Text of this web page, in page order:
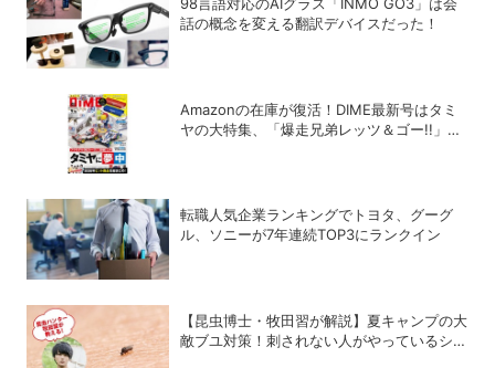
話の概念を変える翻訳デバイスだった！
Amazonの在庫が復活！DIME最新号はタミ
ヤの大特集、「爆走兄弟レッツ＆ゴー!!」の
転職人気企業ランキングでトヨタ、グーグ
ル、ソニーが7年連続TOP3にランクイン
【昆虫博士・牧田習が解説】夏キャンプの大
敵ブユ対策！刺されない人がやっているシン